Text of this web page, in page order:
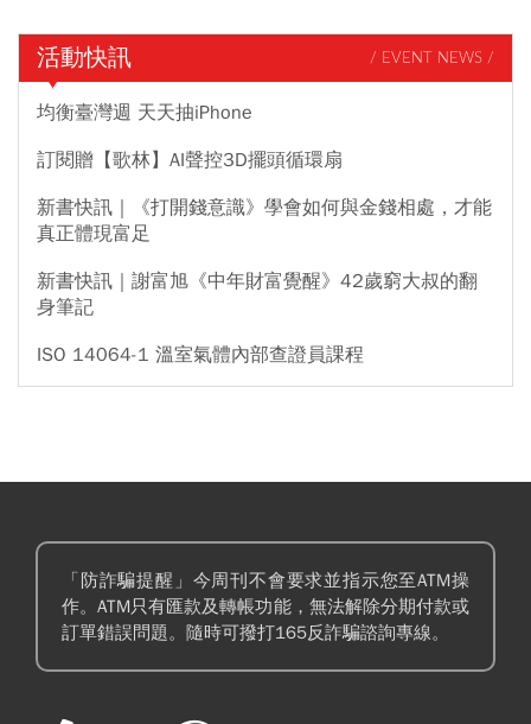
活動快訊 / EVENT NEWS /
均衡臺灣週 天天抽iPhone
訂閱贈【歌林】AI聲控3D擺頭循環扇
新書快訊｜《打開錢意識》學會如何與金錢相處，才能
真正體現富足
新書快訊｜謝富旭《中年財富覺醒》42歲窮大叔的翻
身筆記
ISO 14064-1 溫室氣體內部查證員課程
「防詐騙提醒」今周刊不會要求並指示您至ATM操
作。ATM只有匯款及轉帳功能，無法解除分期付款或
訂單錯誤問題。隨時可撥打165反詐騙諮詢專線。